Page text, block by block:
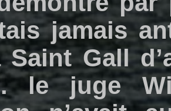
jamais
Saint Gall
le juge